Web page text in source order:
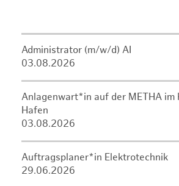
Administrator (m/w/d) AI
03.08.2026
Anlagenwart*in auf der METHA im
Hafen
03.08.2026
Auftragsplaner*in Elektrotechnik
29.06.2026